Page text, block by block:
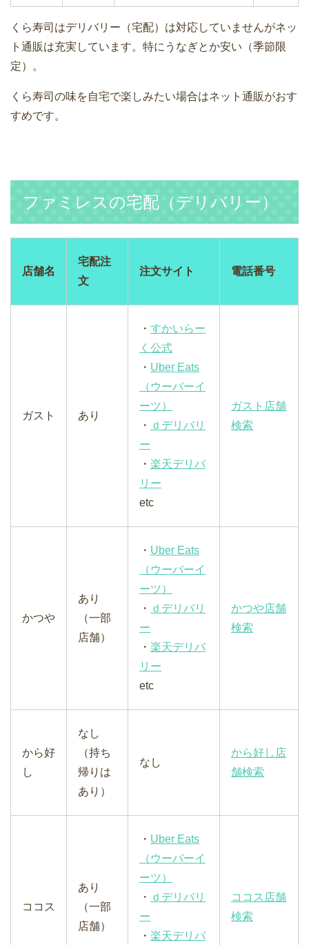
くら寿司はデリバリー（宅配）は対応していませんがネッ
ト通販は充実しています。特にうなぎとか安い（季節限
定）。
くら寿司の味を自宅で楽しみたい場合はネット通販がおす
すめです。
ファミレスの宅配（デリバリー）
店舗名
宅配注
文
注文サイト 電話番号
ガスト あり
・ すかいらー
く公式
・ Uber Eats
（ウーバーイ
ーツ）
・ ｄデリバリ
ー
・ 楽天デリバ
リー
etc
ガスト店舗
検索
かつや
あり
（一部
店舗）
・ Uber Eats
（ウーバーイ
ーツ）
・ ｄデリバリ
ー
・ 楽天デリバ
リー
etc
かつや店舗
検索
から好
し
なし
（持ち
帰りは
あり）
なし
から好し店
舗検索
ココス
あり
（一部
店舗）
・ Uber Eats
（ウーバーイ
ーツ）
・ ｄデリバリ
ー
・ 楽天デリバ
ココス店舗
検索